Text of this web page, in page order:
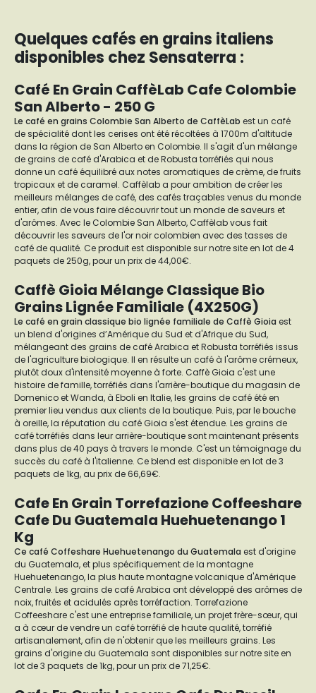
Quelques cafés en grains italiens
disponibles chez Sensaterra :
Café En Grain CaffèLab Cafe Colombie
San Alberto - 250 G
Le café en grains Colombie San Alberto de CaffèLab est un café
de spécialité dont les cerises ont été récoltées à 1700m d'altitude
dans la région de San Alberto en Colombie. Il s'agit d'un mélange
de grains de café d'Arabica et de Robusta torréfiés qui nous
donne un café équilibré aux notes aromatiques de crème, de fruits
tropicaux et de caramel. Caffèlab a pour ambition de créer les
meilleurs mélanges de café, des cafés traçables venus du monde
entier, afin de vous faire découvrir tout un monde de saveurs et
d'arômes. Avec le Colombie San Alberto, Caffèlab vous fait
découvrir les saveurs de l'or noir colombien avec des tasses de
café de qualité. Ce produit est disponible sur notre site en lot de 4
paquets de 250g, pour un prix de 44,00€.
Caffè Gioia Mélange Classique Bio
Grains Lignée Familiale (4X250G)
Le café en grain classique bio lignée familiale de Caffè Gioia est
un blend d'origines d’Amérique du Sud et d'Afrique du Sud,
mélangeant des grains de café Arabica et Robusta torréfiés issus
de l'agriculture biologique. Il en résulte un café à l'arôme crémeux,
plutôt doux d'intensité moyenne à forte. Caffè Gioia c'est une
histoire de famille, torréfiés dans l'arrière-boutique du magasin de
Domenico et Wanda, à Eboli en Italie, les grains de café été en
premier lieu vendus aux clients de la boutique. Puis, par le bouche
à oreille, la réputation du café Gioia s'est étendue. Les grains de
café torréfiés dans leur arrière-boutique sont maintenant présents
dans plus de 40 pays à travers le monde. C'est un témoignage du
succès du café à l'italienne. Ce blend est disponible en lot de 3
paquets de 1kg, au prix de 66,69€.
Cafe En Grain Torrefazione Coffeeshare
Cafe Du Guatemala Huehuetenango 1
Kg
Ce café Coffeshare Huehuetenango du Guatemala est d'origine
du Guatemala, et plus spécifiquement de la montagne
Huehuetenango, la plus haute montagne volcanique d'Amérique
Centrale. Les grains de café Arabica ont développé des arômes de
noix, fruités et acidulés après torréfaction. Torrefazione
Coffeeshare c'est une entreprise familiale, un projet frère-sœur, qui
a à cœur de vendre un café torréfié de haute qualité, torréfié
artisanalement, afin de n'obtenir que les meilleurs grains. Les
grains d'origine du Guatemala sont disponibles sur notre site en
lot de 3 paquets de 1kg, pour un prix de 71,25€.